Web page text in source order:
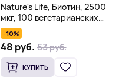
Nature's Life, Биотин, 2500
мкг, 100 вегетарианских
капсул
-10%
48 руб. 53 руб.
КУПИТЬ